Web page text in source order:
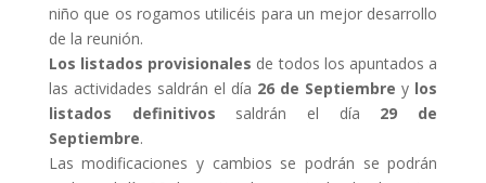
niño que os rogamos utilicéis para un mejor desarrollo
de la reunión.
Los listados provisionales de todos los apuntados a
las actividades saldrán el día 26 de Septiembre y los
listados definitivos saldrán el día 29 de
Septiembre.
Las modificaciones y cambios se podrán se podrán